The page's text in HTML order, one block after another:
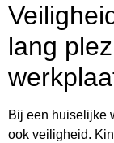
lang
Bij een huiselijke
ook veiligheid.